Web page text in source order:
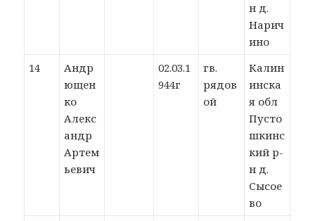
н д.
Нарич
ино
14
Андр
ющен
ко
Алекс
андр
Артем
ьевич
02.03.1
944г
гв.
рядов
ой
Калин
инска
я обл
Пусто
шкинс
кий р-
н д.
Сысое
во